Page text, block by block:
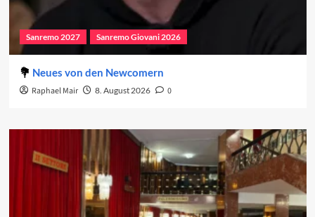
Sanremo 2027 Sanremo Giovani 2026
Neues von den Newcomern
Raphael Mair 8. August 2026 0